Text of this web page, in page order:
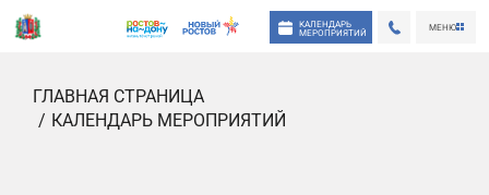
КАЛЕНДАРЬ
МЕРОПРИЯТИЙ
МЕНЮ
ГЛАВНАЯ СТРАНИЦА
КАЛЕНДАРЬ МЕРОПРИЯТИЙ